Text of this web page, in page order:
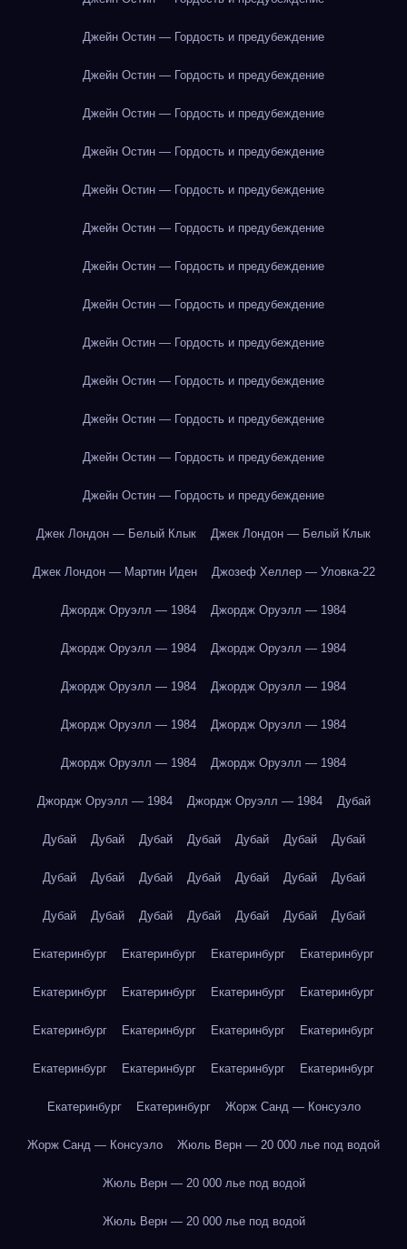
Джейн Остин — Гордость и предубеждение
Джейн Остин — Гордость и предубеждение
Джейн Остин — Гордость и предубеждение
Джейн Остин — Гордость и предубеждение
Джейн Остин — Гордость и предубеждение
Джейн Остин — Гордость и предубеждение
Джейн Остин — Гордость и предубеждение
Джейн Остин — Гордость и предубеждение
Джейн Остин — Гордость и предубеждение
Джейн Остин — Гордость и предубеждение
Джейн Остин — Гордость и предубеждение
Джейн Остин — Гордость и предубеждение
Джейн Остин — Гордость и предубеждение
Джек Лондон — Белый Клык Джек Лондон — Белый Клык
Джек Лондон — Мартин Иден Джозеф Хеллер — Уловка-22
Джордж Оруэлл — 1984 Джордж Оруэлл — 1984
Джордж Оруэлл — 1984 Джордж Оруэлл — 1984
Джордж Оруэлл — 1984 Джордж Оруэлл — 1984
Джордж Оруэлл — 1984 Джордж Оруэлл — 1984
Джордж Оруэлл — 1984 Джордж Оруэлл — 1984
Джордж Оруэлл — 1984 Джордж Оруэлл — 1984 Дубай
Дубай Дубай Дубай Дубай Дубай Дубай Дубай
Дубай Дубай Дубай Дубай Дубай Дубай Дубай
Дубай Дубай Дубай Дубай Дубай Дубай Дубай
Екатеринбург Екатеринбург Екатеринбург Екатеринбург
Екатеринбург Екатеринбург Екатеринбург Екатеринбург
Екатеринбург Екатеринбург Екатеринбург Екатеринбург
Екатеринбург Екатеринбург Екатеринбург Екатеринбург
Екатеринбург Екатеринбург Жорж Санд — Консуэло
Жорж Санд — Консуэло Жюль Верн — 20 000 лье под водой
Жюль Верн — 20 000 лье под водой
Жюль Верн — 20 000 лье под водой